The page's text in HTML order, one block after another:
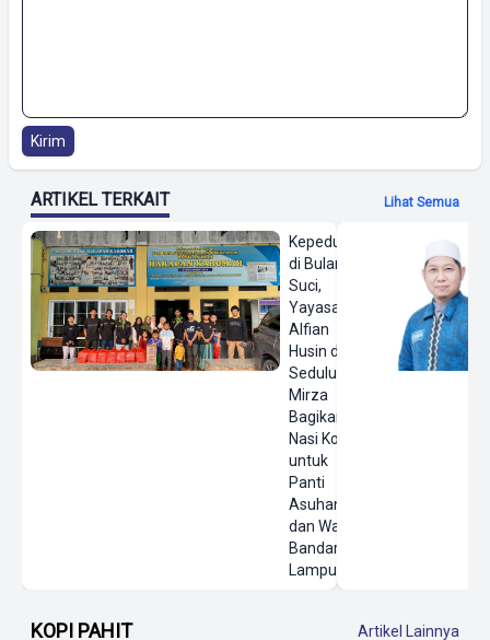
Kirim
ARTIKEL TERKAIT Lihat Semua
Kepedulian
di Bulan
Suci,
Yayasan
Alfian
Husin dan
Sedulur
Mirza
Bagikan
Nasi Kotak
untuk
Panti
Asuhan
dan Warga
Bandar
Lampung
KOPI PAHIT Artikel Lainnya